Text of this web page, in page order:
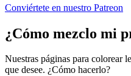
Conviértete en nuestro Patreon
¿Cómo mezclo mi
Nuestras páginas para colorear
que desee. ¿Cómo hacerlo?